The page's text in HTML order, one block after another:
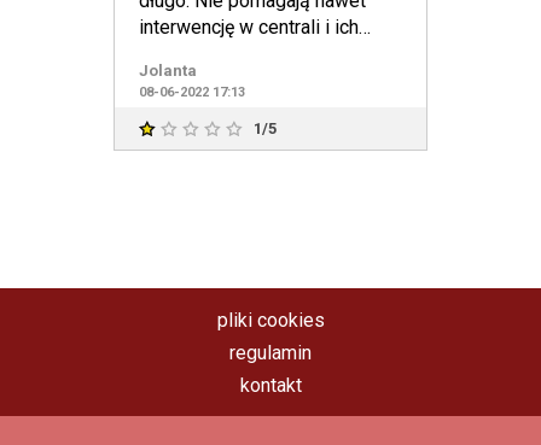
interwencję w centrali i ich
Jolanta
08-06-2022 17:13
1/5
pliki cookies
regulamin
kontakt